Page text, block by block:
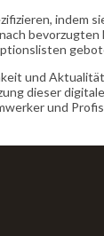
indem
und
dieser
und